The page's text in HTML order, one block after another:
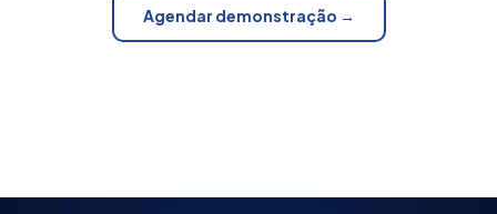
Agendar demonstração →